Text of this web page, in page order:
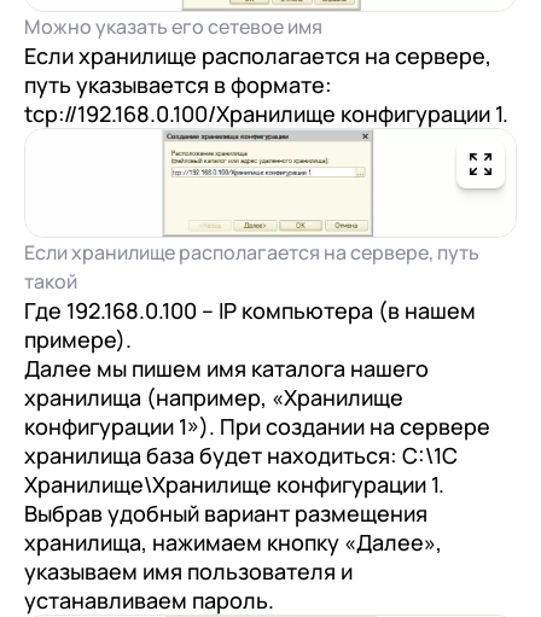
Можно указать его сетевое имя
Если хранилище располагается на сервере,
путь указывается в формате:
tcp://192.168.0.100/Хранилище конфигурации 1.
Если хранилище располагается на сервере, путь
такой
Где 192.168.0.100 – IP компьютера (в нашем
примере).
Далее мы пишем имя каталога нашего
хранилища (например, «Хранилище
конфигурации 1»). При создании на сервере
хранилища база будет находиться: С:\1С
Хранилище\Хранилище конфигурации 1.
Выбрав удобный вариант размещения
хранилища, нажимаем кнопку «Далее»,
указываем имя пользователя и
устанавливаем пароль.